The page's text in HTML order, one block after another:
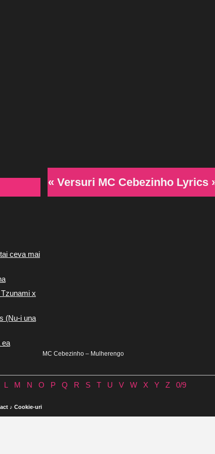
« Versuri MC Cebezinho Lyrics
MC Cebezinho – Mulherengo
ceva mai
x
(Nu-i una
ea
L M N O P Q R S T U V W X Y Z 0/9
♪ Cookie-uri